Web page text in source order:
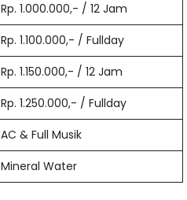
Rp. 1.000.000,- / 12 Jam
Rp. 1.100.000,- / Fullday
Rp. 1.150.000,- / 12 Jam
Rp. 1.250.000,- / Fullday
AC & Full Musik
Mineral Water